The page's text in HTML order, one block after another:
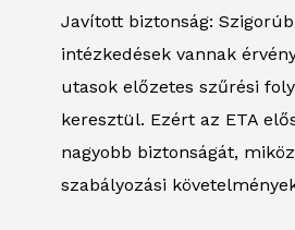
Javított biztonság:
intézkedések vannak
utasok előzetes szűrési
keresztül. Ezért az ETA
nagyobb biztonságát,
szabályozási